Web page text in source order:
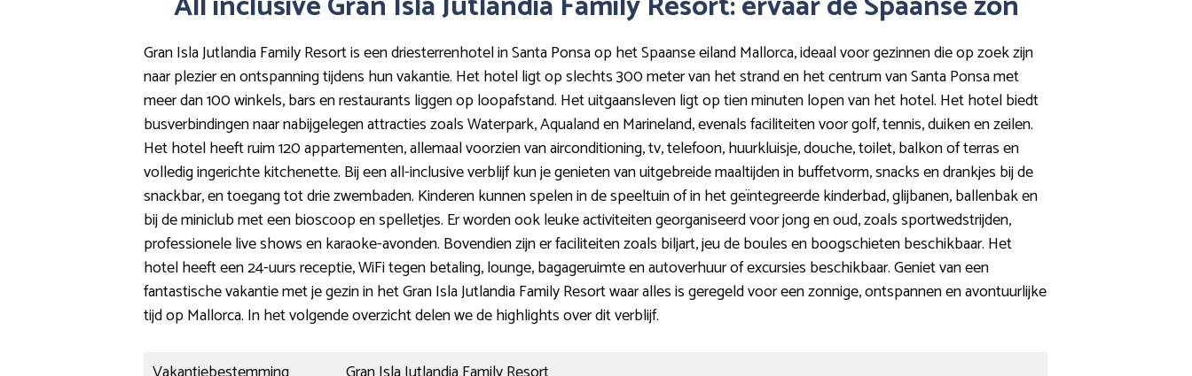
Gran Isla Jutlandia Family Resort is een driesterrenhotel in Santa Ponsa op het Spaanse eiland Mallorca, ideaal voor gezinnen die op zoek zijn
naar plezier en ontspanning tijdens hun vakantie. Het hotel ligt op slechts 300 meter van het strand en het centrum van Santa Ponsa met
meer dan 100 winkels, bars en restaurants liggen op loopafstand. Het uitgaansleven ligt op tien minuten lopen van het hotel. Het hotel biedt
busverbindingen naar nabijgelegen attracties zoals Waterpark, Aqualand en Marineland, evenals faciliteiten voor golf, tennis, duiken en zeilen.
Het hotel heeft ruim 120 appartementen, allemaal voorzien van airconditioning, tv, telefoon, huurkluisje, douche, toilet, balkon of terras en
volledig ingerichte kitchenette. Bij een all-inclusive verblijf kun je genieten van uitgebreide maaltijden in buffetvorm, snacks en drankjes bij de
snackbar, en toegang tot drie zwembaden. Kinderen kunnen spelen in de speeltuin of in het geïntegreerde kinderbad, glijbanen, ballenbak en
bij de miniclub met een bioscoop en spelletjes. Er worden ook leuke activiteiten georganiseerd voor jong en oud, zoals sportwedstrijden,
professionele live shows en karaoke-avonden. Bovendien zijn er faciliteiten zoals biljart, jeu de boules en boogschieten beschikbaar. Het
hotel heeft een 24-uurs receptie, WiFi tegen betaling, lounge, bagageruimte en autoverhuur of excursies beschikbaar. Geniet van een
fantastische vakantie met je gezin in het Gran Isla Jutlandia Family Resort waar alles is geregeld voor een zonnige, ontspannen en avontuurlijke
tijd op Mallorca. In het volgende overzicht delen we de highlights over dit verblijf.